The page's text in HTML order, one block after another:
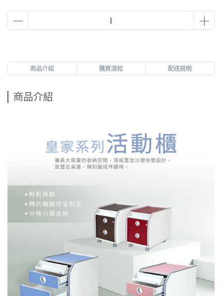
商品介紹 購買須知 配送說明
商品介紹